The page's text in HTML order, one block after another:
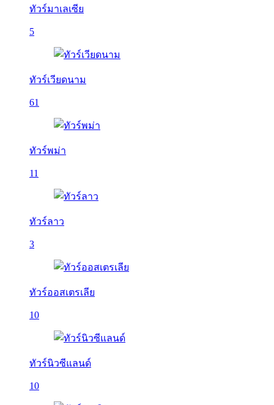
ทัวร์มาเลเซีย
5
ทัวร์เวียดนาม
61
ทัวร์พม่า
11
ทัวร์ลาว
3
ทัวร์ออสเตรเลีย
10
ทัวร์นิวซีแลนด์
10